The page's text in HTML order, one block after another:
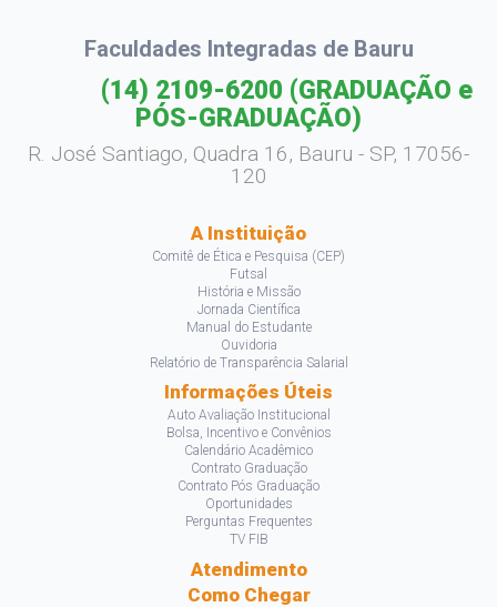
Faculdades Integradas de Bauru
(14) 2109-6200 (GRADUAÇÃO e
PÓS-GRADUAÇÃO)
R. José Santiago, Quadra 16, Bauru - SP, 17056-
120
A Instituição
Comitê de Ética e Pesquisa (CEP)
Futsal
História e Missão
Jornada Científica
Manual do Estudante
Ouvidoria
Relatório de Transparência Salarial
Informações Úteis
Auto Avaliação Institucional
Bolsa, Incentivo e Convênios
Calendário Acadêmico
Contrato Graduação
Contrato Pós Graduação
Oportunidades
Perguntas Frequentes
TV FIB
Atendimento
Como Chegar